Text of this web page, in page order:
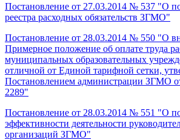
Постановление от 27.03.2014 № 537 "О
реестра расходных обязательств ЗГМО"
Постановление от 28.03.2014 № 550 "О
Примерное положение об оплате труда
муниципальных образовательных
отличной от Единой тарифной сетки,
Постановлением администрации ЗГМО
2289"
Постановление от 28.03.2014 № 551 "О
эффективности деятельности
организаций ЗГМО"